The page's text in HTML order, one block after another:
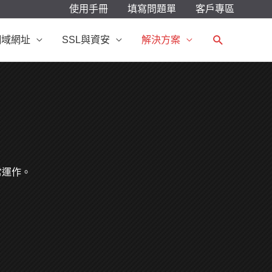
使用手冊 填寫問題單 客戶專區
網址 SSL與資安 解決方案
搜
作。